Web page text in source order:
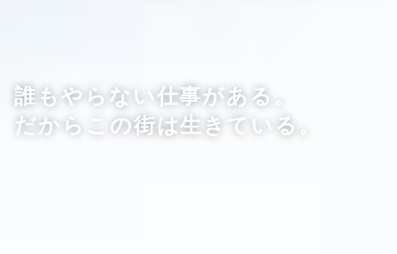
誰もやらない仕事がある。
だからこの街は生きている。